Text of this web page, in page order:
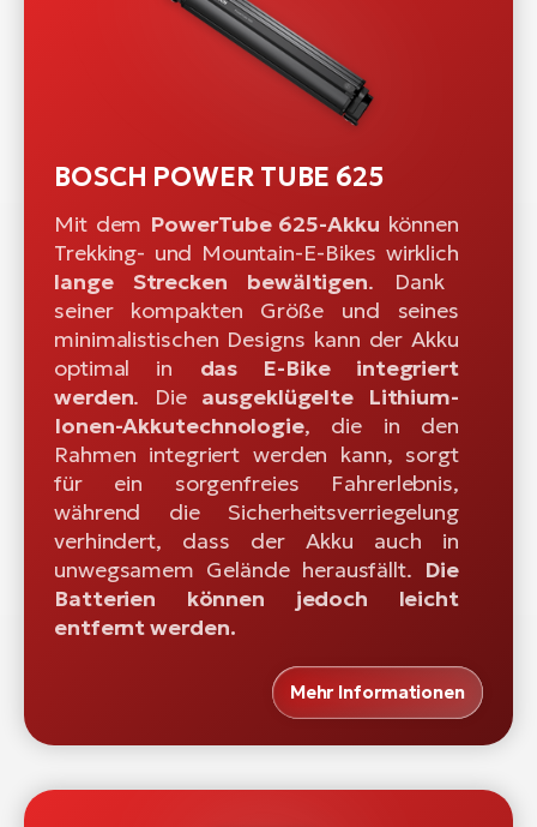
BOSCH POWER TUBE 625
Mit dem PowerTube 625-Akku können
Trekking- und Mountain-E-Bikes wirklich
lange Strecken bewältigen. Dank
seiner kompakten Größe und seines
minimalistischen Designs kann der Akku
optimal in das E-Bike integriert
werden. Die ausgeklügelte Lithium-
Ionen-Akkutechnologie, die in den
Rahmen integriert werden kann, sorgt
für ein sorgenfreies Fahrerlebnis,
während die Sicherheitsverriegelung
verhindert, dass der Akku auch in
unwegsamem Gelände herausfällt. Die
Batterien können jedoch leicht
entfernt werden.
Mehr Informationen